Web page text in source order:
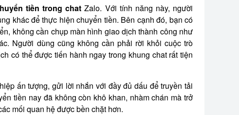
tiền trong chat Zalo. Với tính năng này, người
khác để thực hiện chuyển tiền. Bên cạnh đó, bạn có
không cần chụp màn hình giao dịch thành công như
Người dùng cũng không cần phải rời khỏi cuộc trò
có thể được tiến hành ngay trong khung chat rất tiện
ấn tượng, gửi lời nhắn với đầy đủ dấu để truyền tải
tiền nay đã không còn khô khan, nhàm chán mà trở
mối quan hệ được bền chặt hơn.